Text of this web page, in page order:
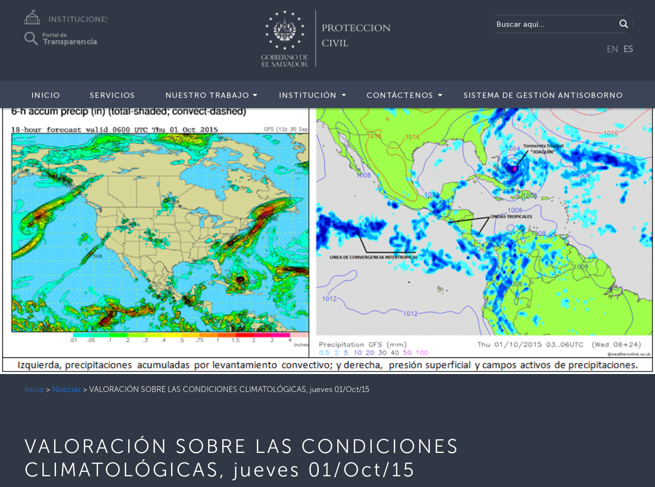
INSTITUCIONES
Portal de
Transparencia
EN ES
INICIO SERVICIOS NUESTRO TRABAJO INSTITUCIÓN CONTÁCTENOS SISTEMA DE GESTIÓN ANTISOBORNO
Inicio > Noticias > VALORACIÓN SOBRE LAS CONDICIONES CLIMATOLÓGICAS, jueves 01/Oct/15
VALORACIÓN SOBRE LAS CONDICIONES
CLIMATOLÓGICAS, jueves 01/Oct/15